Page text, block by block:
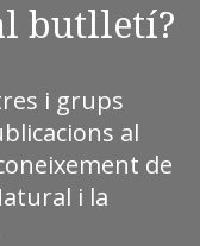
butlletí?
i grups
al
de
i la